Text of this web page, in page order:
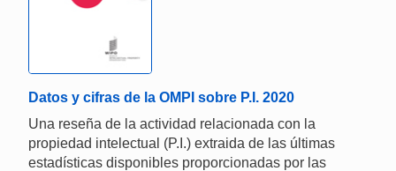
Datos y cifras de la OMPI sobre P.I. 2020
Una reseña de la actividad relacionada con la
propiedad intelectual (P.I.) extraida de las últimas
estadísticas disponibles proporcionadas por las